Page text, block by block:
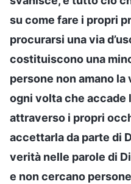
su come fare i propri
procurarsi una via
costituiscono una
persone non amano
ogni volta che accade
attraverso i propri
accettarla da parte di
verità nelle parole di
e non cercano